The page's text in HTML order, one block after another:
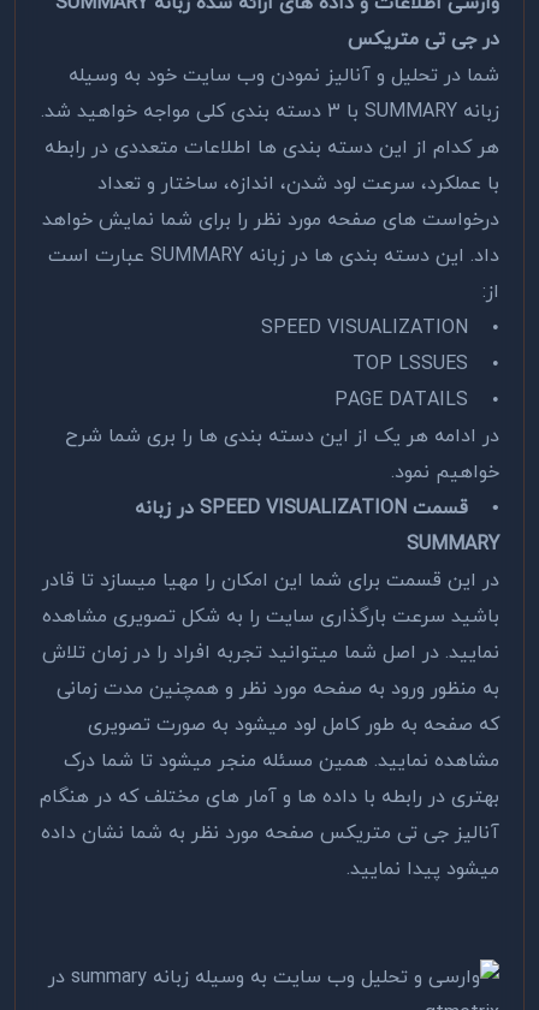
در جی تی متریکس
شما در تحلیل و آنالیز نمودن وب سایت خود به وسیله
زبانه SUMMARY با 3 دسته بندی کلی مواجه خواهید شد.
هر کدام از این دسته بندی ها اطلاعات متعددی در رابطه
با عملکرد، سرعت لود شدن، اندازه، ساختار و تعداد
درخواست های صفحه مورد نظر را برای شما نمایش خواهد
داد. این دسته بندی ها در زبانه SUMMARY عبارت است
از:
•
SPEED VISUALIZATION
•
TOP LSSUES
•
PAGE DATAILS
در ادامه هر یک از این دسته بندی ها را بری شما شرح
خواهیم نمود.
•
قسمت SPEED VISUALIZATION در زبانه
SUMMARY
در این قسمت برای شما این امکان را مهیا میسازد تا قادر
باشید سرعت بارگذاری سایت را به شکل تصویری مشاهده
نمایید. در اصل شما میتوانید تجربه افراد را در زمان تلاش
به منظور ورود به صفحه مورد نظر و همچنین مدت زمانی
که صفحه به طور کامل لود میشود به صورت تصویری
مشاهده نمایید. همین مسئله منجر میشود تا شما درک
بهتری در رابطه با داده ها و آمار های مختلف که در هنگام
آنالیز جی تی متریکس صفحه مورد نظر به شما نشان داده
میشود پیدا نمایید.